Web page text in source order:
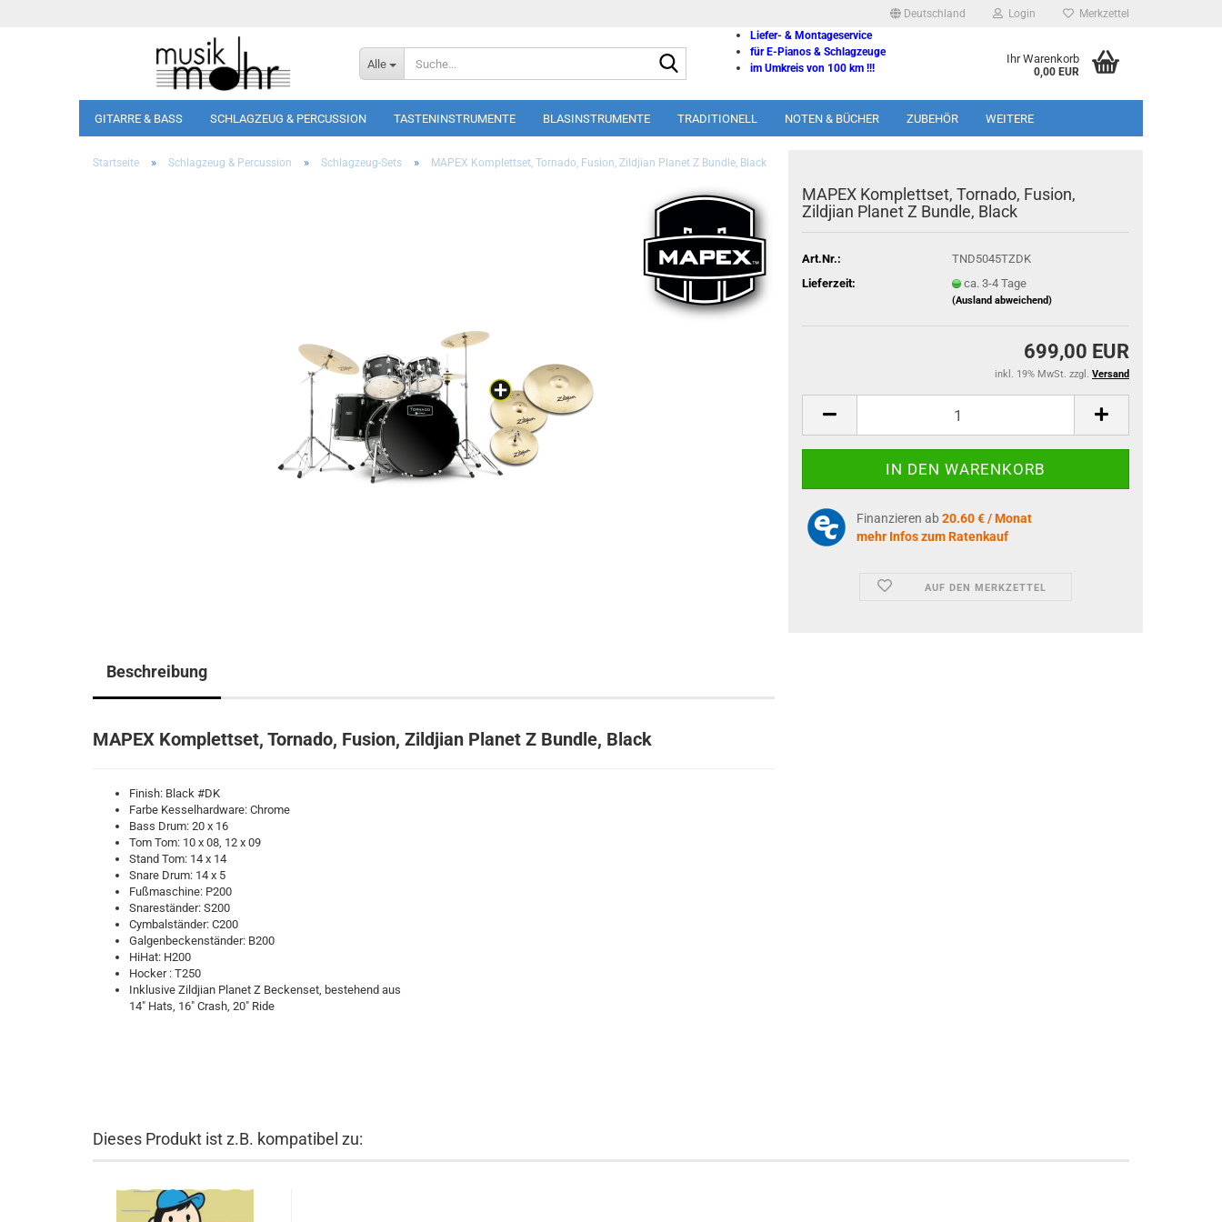
Deutschland Login Merkzettel
Alle
Liefer- & Montageservice
für E-Pianos & Schlagzeuge
im Umkreis von 100 km !!!
Ihr Warenkorb
0,00 EUR
GITARRE & BASS SCHLAGZEUG & PERCUSSION TASTENINSTRUMENTE BLASINSTRUMENTE TRADITIONELL NOTEN & BÜCHER ZUBEHÖR WEITERE
Startseite » Schlagzeug & Percussion » Schlagzeug-Sets » MAPEX Komplettset, Tornado, Fusion, Zildjian Planet Z Bundle, Black
MAPEX Komplettset, Tornado, Fusion,
Zildjian Planet Z Bundle, Black
Art.Nr.:
TND5045TZDK
Lieferzeit:
ca. 3-4 Tage
(Ausland abweichend)
699,00 EUR
inkl. 19% MwSt. zzgl. Versand
Finanzieren ab 20.60 € / Monat
mehr Infos zum Ratenkauf
AUF DEN MERKZETTEL
Beschreibung
MAPEX Komplettset, Tornado, Fusion, Zildjian Planet Z Bundle, Black
Finish: Black #DK
Farbe Kesselhardware: Chrome
Bass Drum: 20 x 16
Tom Tom: 10 x 08, 12 x 09
Stand Tom: 14 x 14
Snare Drum: 14 x 5
Fußmaschine: P200
Snareständer: S200
Cymbalständer: C200
Galgenbeckenständer: B200
HiHat: H200
Hocker : T250
Inklusive Zildjian Planet Z Beckenset, bestehend aus
14" Hats, 16" Crash, 20" Ride
Dieses Produkt ist z.B. kompatibel zu: